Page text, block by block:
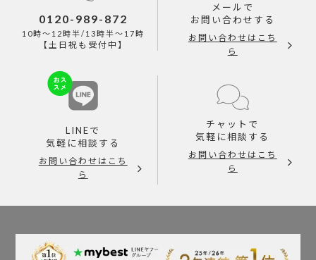
0120-989-872
10時～12時半/13時半～17時
【土日祝も受付中】
メールで
お問い合わせする
お問い合わせはこち
ら
LINEで
気軽に相談する
お問い合わせはこち
ら
チャットで
気軽に相談する
お問い合わせはこち
ら